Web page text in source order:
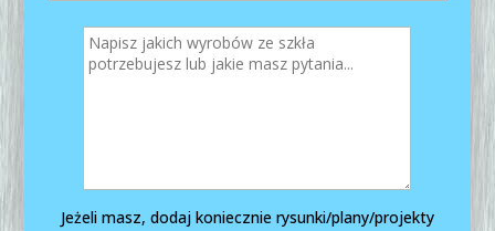
Jeżeli masz, dodaj koniecznie rysunki/plany/projekty